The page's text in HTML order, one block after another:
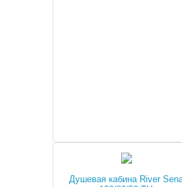
Душевая кабина River